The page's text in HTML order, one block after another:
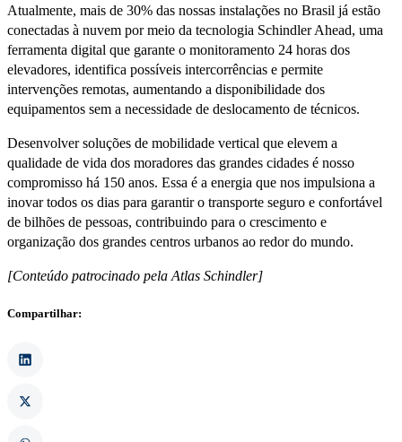
Atualmente, mais de 30% das nossas instalações no Brasil já estão
conectadas à nuvem por meio da tecnologia Schindler Ahead, uma
ferramenta digital que garante o monitoramento 24 horas dos
elevadores, identifica possíveis intercorrências e permite
intervenções remotas, aumentando a disponibilidade dos
equipamentos sem a necessidade de deslocamento de técnicos.
Desenvolver soluções de mobilidade vertical que elevem a
qualidade de vida dos moradores das grandes cidades é nosso
compromisso há 150 anos. Essa é a energia que nos impulsiona a
inovar todos os dias para garantir o transporte seguro e confortável
de bilhões de pessoas, contribuindo para o crescimento e
organização dos grandes centros urbanos ao redor do mundo.
[Conteúdo patrocinado pela Atlas Schindler]
Compartilhar: